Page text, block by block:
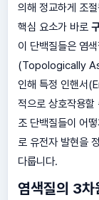
의해 정교하게 조
핵심 요소가 바로
이 단백질들은 염
(Topologically
인해 특정 인핸서
적으로 상호작용할
조 단백질들이 어
로 유전자 발현을
다룹니다.
염색질의 3차